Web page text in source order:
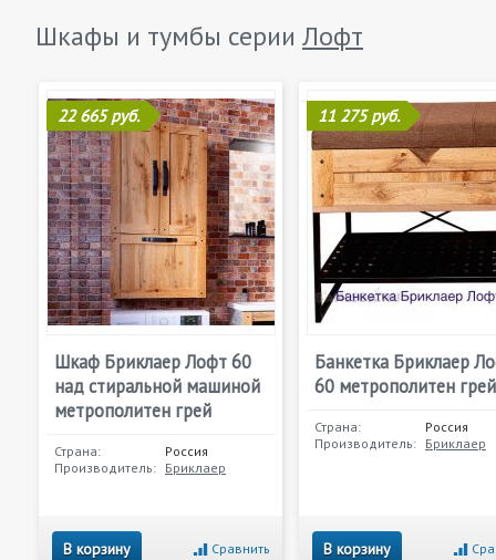
Шкафы и тумбы серии Лофт
22 665 руб.
Шкаф Бриклаер Лофт 60
над стиральной машиной
метрополитен грей
Страна:
Россия
Производитель: Бриклаер
В корзину Сравнить
11 275 руб.
Банкетка Бриклаер
60 метрополитен грей
Страна:
Россия
Производитель: Бриклаер
В корзину